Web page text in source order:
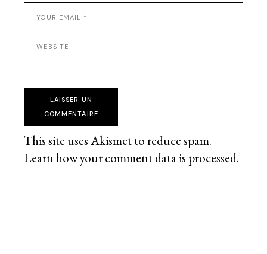
LAISSER UN
COMMENTAIRE
This site uses Akismet to reduce spam.
Learn how your comment data is processed.